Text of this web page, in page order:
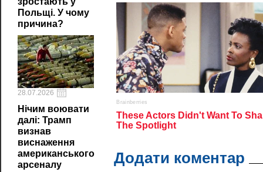
Польщі. У чому
причина?
28.07.2026
Нічим воювати
далі: Трамп
визнав
виснаження
американського
арсеналу
Додати коментар